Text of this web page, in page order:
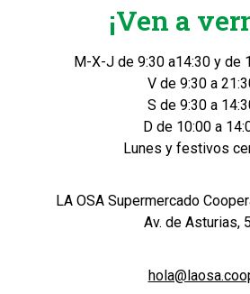
¡Ven a
M-X-J de 9:30 a14:30 y de
V de 9:30 a
S de 9:30 a
D de 10:00 a
Lunes y festivos
LA OSA Supermercado
Av. de Asturias,